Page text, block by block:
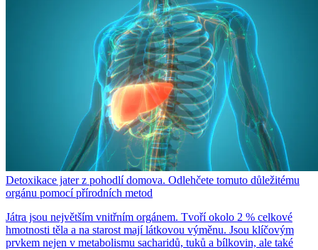
Detoxikace jater z pohodlí domova. Odlehčete tomuto důležitému
orgánu pomocí přírodních metod
Játra jsou největším vnitřním orgánem. Tvoří okolo 2 % celkové
hmotnosti těla a na starost mají látkovou výměnu. Jsou klíčovým
prvkem nejen v metabolismu sacharidů, tuků a bílkovin, ale také